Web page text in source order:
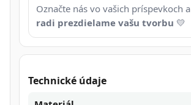
Označte nás vo vašich príspevkoch
radi prezdielame vašu tvorbu 💛
Technické údaje